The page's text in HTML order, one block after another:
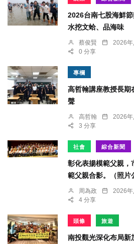
2026台南七股海鮮
水挖文蛤、品海味
蔡俊賢 2026年
0 分享
專欄
高哲翰講座教授長期
聲
高哲翰 2026年
3 分享
社會 綜合新聞
彰化表揚模範父親，
範父親合影。（照片
周為政 2026年
4 分享
頭條 旅遊
南投觀光深化布局